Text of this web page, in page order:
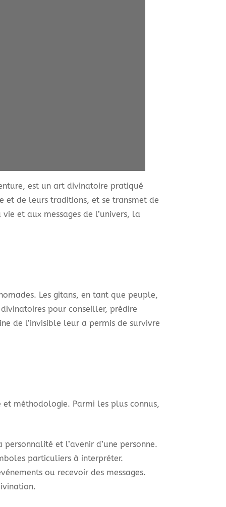
est un art divinatoire pratiqué
et de leurs traditions, et se transmet de
et aux messages de l’univers, la
Les gitans, en tant que peuple,
pour conseiller, prédire
de l’invisible leur a permis de survivre
méthodologie. Parmi les plus connus,
et l’avenir d’une personne.
particuliers à interpréter.
ou recevoir des messages.